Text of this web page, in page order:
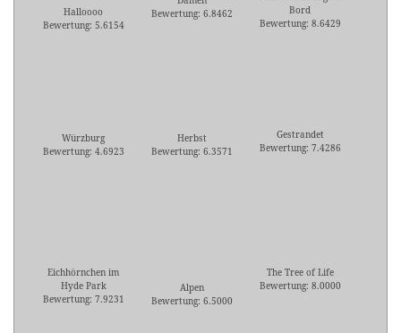
Halloooo
Bewertung: 5.6154
Bewertung: 6.8462
Bord
Bewertung: 8.6429
Würzburg
Bewertung: 4.6923
Herbst
Bewertung: 6.3571
Gestrandet
Bewertung: 7.4286
Eichhörnchen im
Hyde Park
Bewertung: 7.9231
Alpen
Bewertung: 6.5000
The Tree of Life
Bewertung: 8.0000